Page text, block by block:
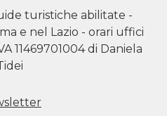
turistiche abilitate -
e nel Lazio - orari uffici
11469701004 di Daniela